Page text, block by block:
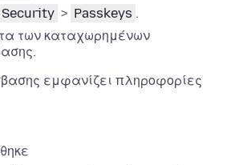
Security > Passkeys .
των καταχωρημένων
εμφανίζει πληροφορίες